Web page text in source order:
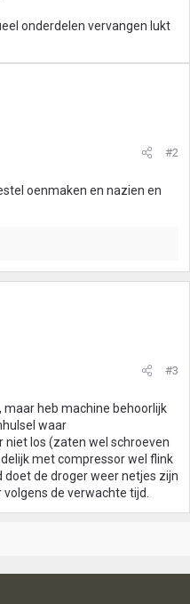
onderdelen vervangen lukt
#2
oenmaken en nazien en
#3
maar heb machine behoorlijk
waar
los (zaten wel schroeven
met compressor wel flink
doet de droger weer netjes zijn
de verwachte tijd.